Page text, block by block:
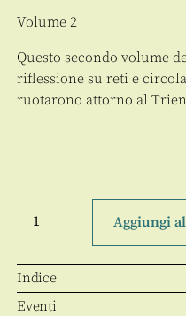
Volume 2
Questo secondo volume
riflessione su reti e
ruotarono attorno al
vento
quantità
Aggiungi
Indice
Eventi